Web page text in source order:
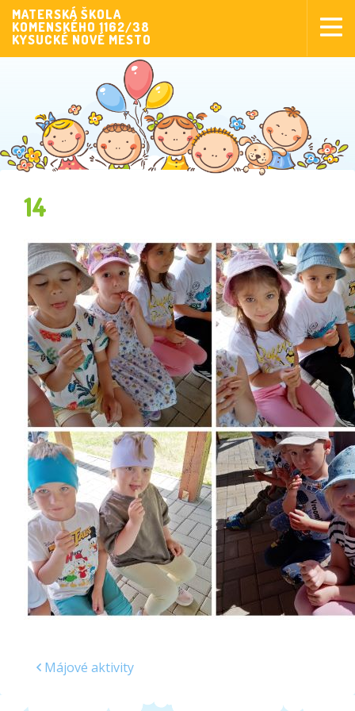
Aktivity pre deti
Fotogaléria
Naša škola
Prijímanie detí
Dokumenty
Krúžková činnosť
Zverejňovanie
Školská jedáleň
Jedálny lístok
Kontakt
Ochrana osobných
údajov – GDPR
Vzdelávanie
zamestnancov
MATERSKÁ ŠKOLA
KOMENSKÉHO 1162/38
KYSUCKÉ NOVÉ MESTO
14
Májové aktivity